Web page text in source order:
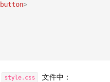
button>
style.css 文件中：